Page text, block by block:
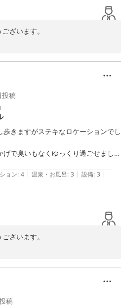
ざいます。
す。
散策にピッタリな場所です。ロケ
に嬉しいです。
させていただいておりますが、何
っていただければ、お渡し出来る
ホテルをご利用くださいませ。ス
投稿
きますがステキなロケーションでし
で臭いもなくゆっくり過ごせまし
ョン: 4 | 温泉・お風呂: 3 | 設備: 3 |
ざいます。
謝申し上げます。
ら見える夕焼けが最高なんです。
しいお勧めのロケーションです。
ご利用くださいませ。スタッフ一
稿